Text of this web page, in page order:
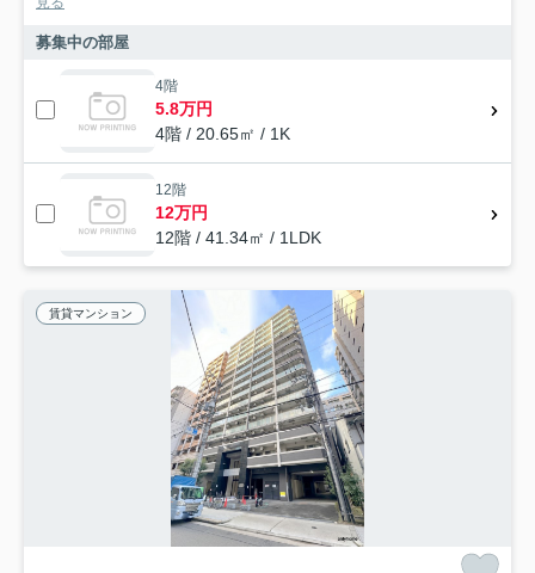
募集中の部屋
4階
5.8万円
4階 / 20.65㎡ / 1K
12階
12万円
12階 / 41.34㎡ / 1LDK
賃貸マンション